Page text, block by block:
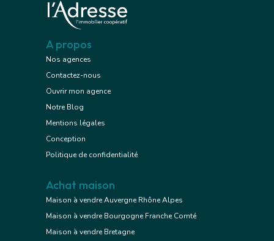
A propos
Nos agences
Contactez-nous
Ouvrir mon agence
Notre Blog
Mentions légales
Conception
Politique de confidentialité
Achat maison
Maison à vendre Auvergne Rhône Alpes
Maison à vendre Bourgogne Franche Comté
Maison à vendre Bretagne